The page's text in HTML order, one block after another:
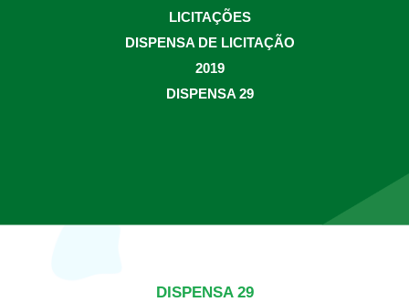
LICITAÇÕES
DISPENSA DE LICITAÇÃO
2019
DISPENSA 29
DISPENSA 29